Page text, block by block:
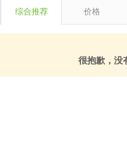
综合推荐 价格
很抱歉，没